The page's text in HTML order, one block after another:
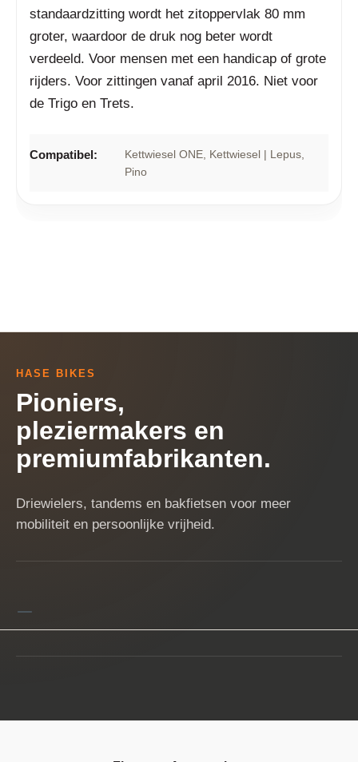
standaardzitting wordt het zitoppervlak 80 mm
groter, waardoor de druk nog beter wordt
verdeeld. Voor mensen met een handicap of grote
rijders. Voor zittingen vanaf april 2016. Niet voor
de Trigo en Trets.
Compatibel: Kettwiesel ONE , Kettwiesel | Lepus
Pino
HASE BIKES
Pioniers,
pleziermakers en
premiumfabrikanten.
Driewielers, tandems en bakfietsen voor meer
mobiliteit en persoonlijke vrijheid.